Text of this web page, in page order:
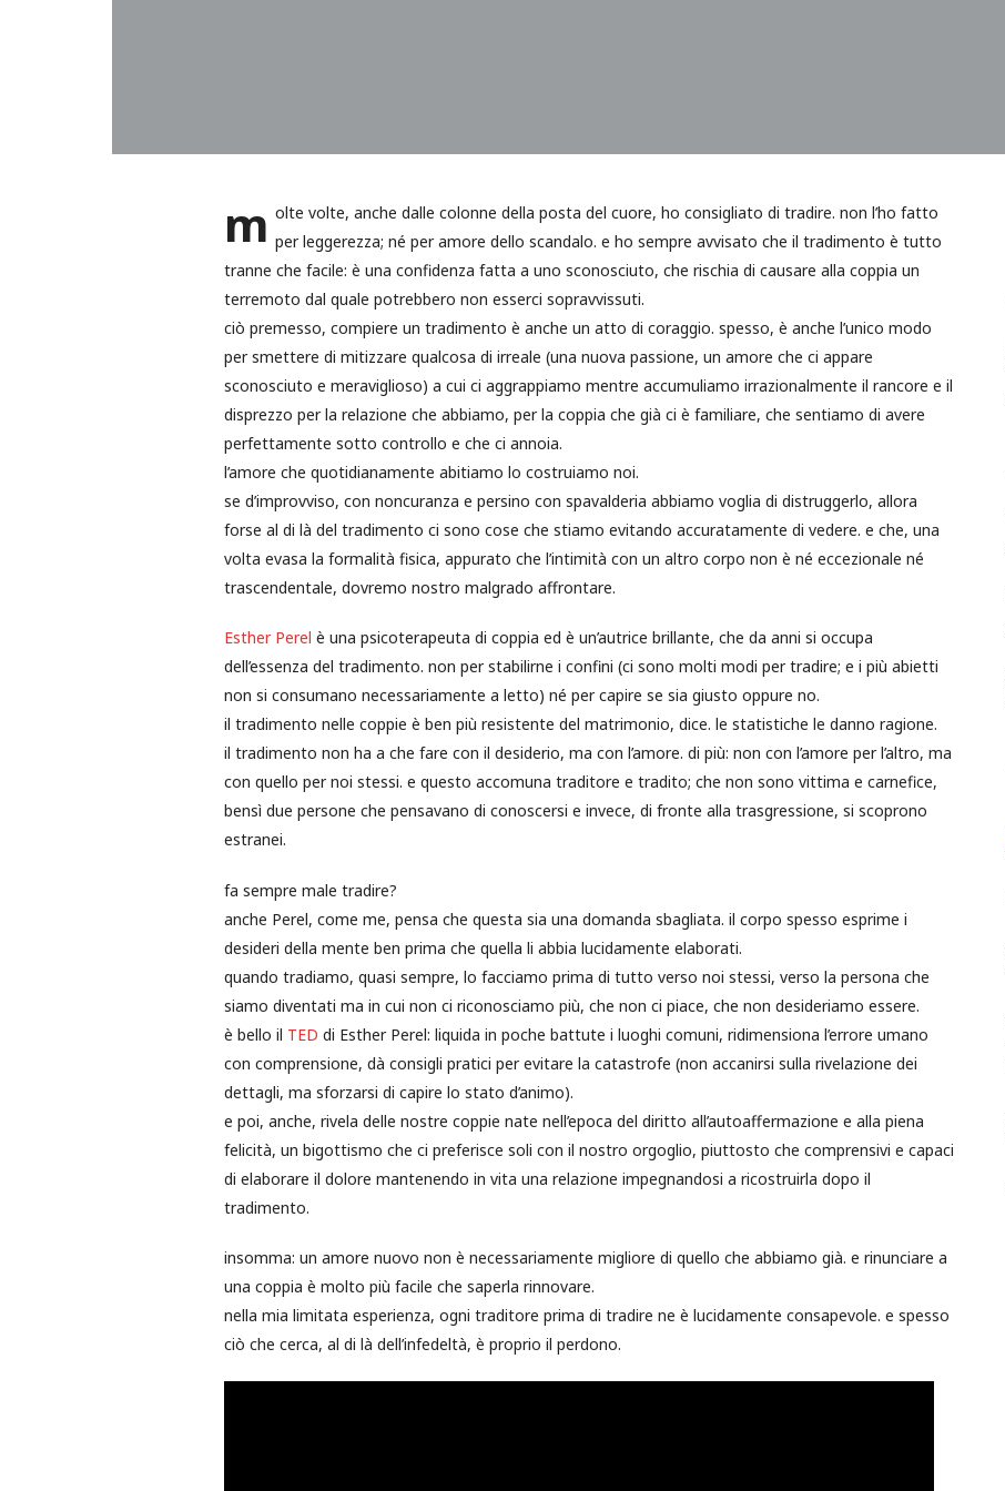
m olte volte, anche dalle colonne della posta del cuore, ho consigliato di tradire. non l’ho fatto
per leggerezza; né per amore dello scandalo. e ho sempre avvisato che il tradimento è tutto
tranne che facile: è una confidenza fatta a uno sconosciuto, che rischia di causare alla coppia un
terremoto dal quale potrebbero non esserci sopravvissuti.
ciò premesso, compiere un tradimento è anche un atto di coraggio. spesso, è anche l’unico modo
per smettere di mitizzare qualcosa di irreale (una nuova passione, un amore che ci appare
sconosciuto e meraviglioso) a cui ci aggrappiamo mentre accumuliamo irrazionalmente il rancore e il
disprezzo per la relazione che abbiamo, per la coppia che già ci è familiare, che sentiamo di avere
perfettamente sotto controllo e che ci annoia.
l’amore che quotidianamente abitiamo lo costruiamo noi.
se d’improvviso, con noncuranza e persino con spavalderia abbiamo voglia di distruggerlo, allora
forse al di là del tradimento ci sono cose che stiamo evitando accuratamente di vedere. e che, una
volta evasa la formalità fisica, appurato che l’intimità con un altro corpo non è né eccezionale né
trascendentale, dovremo nostro malgrado affrontare.
Esther Perel è una psicoterapeuta di coppia ed è un’autrice brillante, che da anni si occupa
dell’essenza del tradimento. non per stabilirne i confini (ci sono molti modi per tradire; e i più abietti
non si consumano necessariamente a letto) né per capire se sia giusto oppure no.
il tradimento nelle coppie è ben più resistente del matrimonio, dice. le statistiche le danno ragione.
il tradimento non ha a che fare con il desiderio, ma con l’amore. di più: non con l’amore per l’altro, ma
con quello per noi stessi. e questo accomuna traditore e tradito; che non sono vittima e carnefice,
bensì due persone che pensavano di conoscersi e invece, di fronte alla trasgressione, si scoprono
estranei.
fa sempre male tradire?
anche Perel, come me, pensa che questa sia una domanda sbagliata. il corpo spesso esprime i
desideri della mente ben prima che quella li abbia lucidamente elaborati.
quando tradiamo, quasi sempre, lo facciamo prima di tutto verso noi stessi, verso la persona che
siamo diventati ma in cui non ci riconosciamo più, che non ci piace, che non desideriamo essere.
è bello il TED di Esther Perel: liquida in poche battute i luoghi comuni, ridimensiona l’errore umano
con comprensione, dà consigli pratici per evitare la catastrofe (non accanirsi sulla rivelazione dei
dettagli, ma sforzarsi di capire lo stato d’animo).
e poi, anche, rivela delle nostre coppie nate nell’epoca del diritto all’autoaffermazione e alla piena
felicità, un bigottismo che ci preferisce soli con il nostro orgoglio, piuttosto che comprensivi e capaci
di elaborare il dolore mantenendo in vita una relazione impegnandosi a ricostruirla dopo il
tradimento.
insomma: un amore nuovo non è necessariamente migliore di quello che abbiamo già. e rinunciare a
una coppia è molto più facile che saperla rinnovare.
nella mia limitata esperienza, ogni traditore prima di tradire ne è lucidamente consapevole. e spesso
ciò che cerca, al di là dell’infedeltà, è proprio il perdono.